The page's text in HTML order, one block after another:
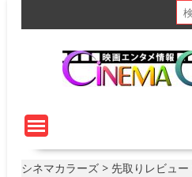
シネマカラーズ > 先取りレビュー